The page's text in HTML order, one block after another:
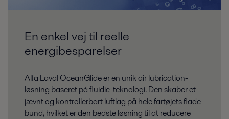
En enkel vej til reelle
energibesparelser
Alfa Laval OceanGlide er en unik air lubrication-
løsning baseret på fluidic-teknologi. Den skaber et
jævnt og kontrollerbart luftlag på hele fartøjets flade
bund, hvilket er den bedste løsning til at reducere